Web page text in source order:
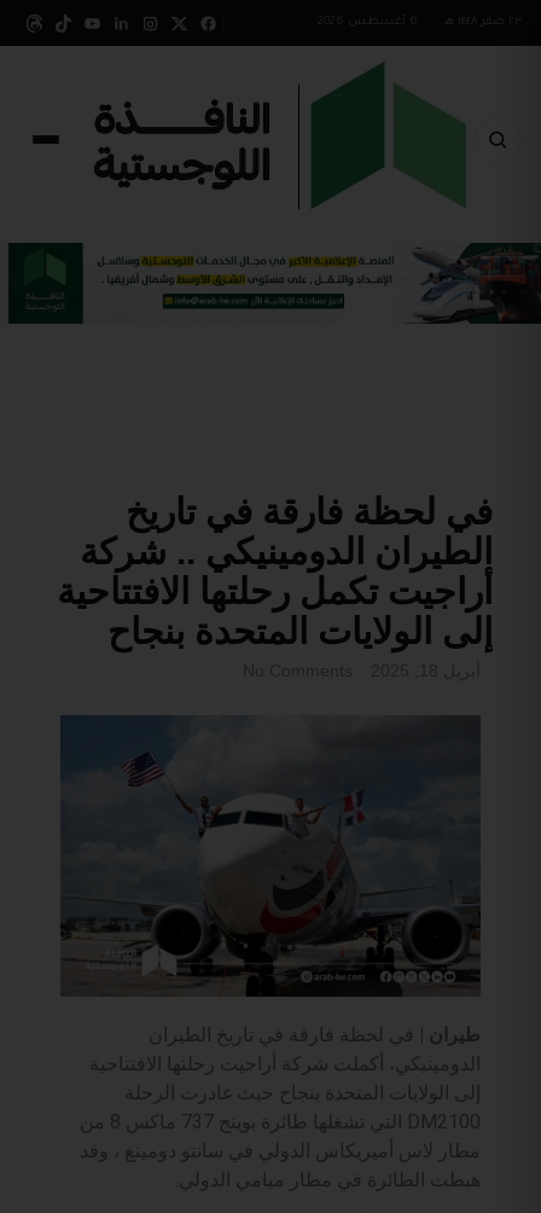
6 أغسطس 2026
في لحظة فارقة في تاريخ
الطيران الدومينيكي .. شركة
أراجيت تكمل رحلتها الافتتاحية
إلى الولايات المتحدة بنجاح
طيران | في لحظة فارقة في تاريخ الطيران
الدومينيكي، أكملت شركة أراجيت رحلتها الافتتاحية
إلى الولايات المتحدة بنجاح حيث غادرت الرحلة
DM2100 التي تشغلها طائرة بوينج 737 ماكس 8 من
مطار لاس أميريكاس الدولي في سانتو دومينغ ، وقد
هبطت الطائرة في مطار ميامي الدولي.